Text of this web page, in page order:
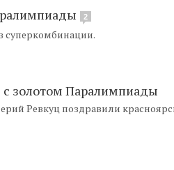
2
суперкомбинации.
с золотом Паралимпиады
Ревкуц поздравили